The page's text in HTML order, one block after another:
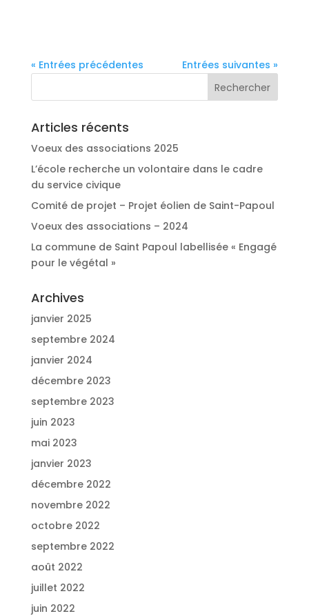
« Entrées précédentes Entrées suivantes »
Articles récents
Voeux des associations 2025
L’école recherche un volontaire dans le cadre
du service civique
Comité de projet – Projet éolien de Saint-Papoul
Voeux des associations – 2024
La commune de Saint Papoul labellisée « Engagé
pour le végétal »
Archives
janvier 2025
septembre 2024
janvier 2024
décembre 2023
septembre 2023
juin 2023
mai 2023
janvier 2023
décembre 2022
novembre 2022
octobre 2022
septembre 2022
août 2022
juillet 2022
juin 2022